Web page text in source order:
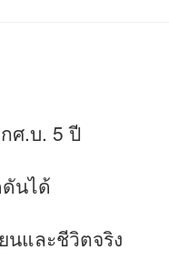
ศ.บ. 5 ปี
นได้
นและชีวิตจริง